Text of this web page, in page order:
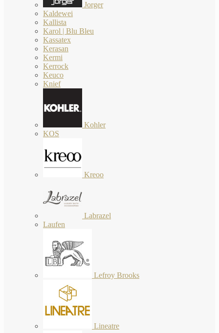
Jorger
Kaldewei
Kallista
Karol | Blu Bleu
Kassatex
Kerasan
Kermi
Kerrock
Keuco
Knief
Kohler
KOS
Kreoo
Labrazel
Laufen
Lefroy Brooks
Lineatre